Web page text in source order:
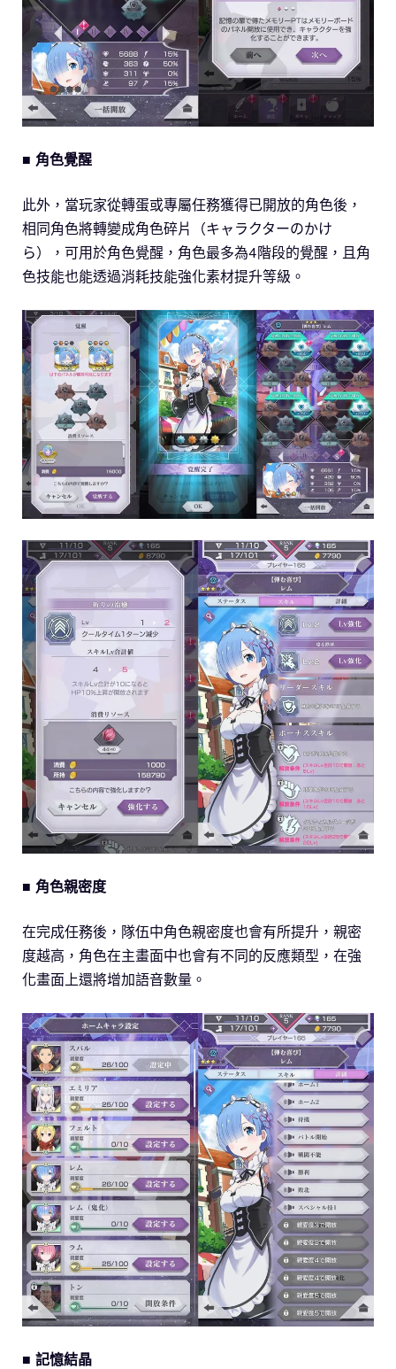
■ 角色覺醒
此外，當玩家從轉蛋或專屬任務獲得已開放的角色後，
相同角色將轉變成角色碎片（キャラクターのかけ
ら），可用於角色覺醒，角色最多為4階段的覺醒，且角
色技能也能透過消耗技能強化素材提升等級。
■ 角色親密度
在完成任務後，隊伍中角色親密度也會有所提升，親密
度越高，角色在主畫面中也會有不同的反應類型，在強
化畫面上還將增加語音數量。
■ 記憶結晶